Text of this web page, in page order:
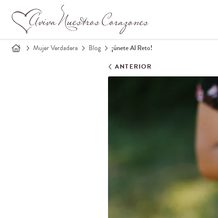
Mujer Verdadera Blog ¡únete Al Reto!
ANTERIOR